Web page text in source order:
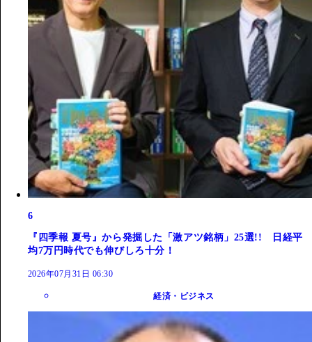
6
『四季報 夏号』から発掘した「激アツ銘柄」25選!! 日経平
均7万円時代でも伸びしろ十分！
2026年07月31日 06:30
経済・ビジネス